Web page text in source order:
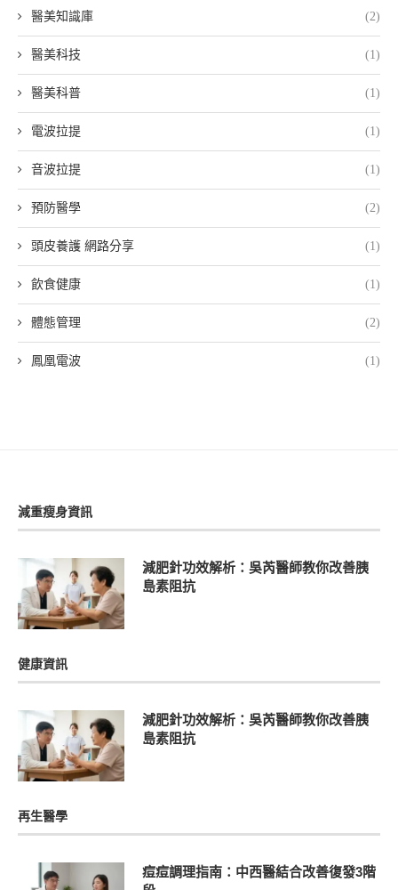
醫美知識庫 (2)
醫美科技 (1)
醫美科普 (1)
電波拉提 (1)
音波拉提 (1)
預防醫學 (2)
頭皮養護 網路分享 (1)
飲食健康 (1)
體態管理 (2)
鳳凰電波 (1)
減重瘦身資訊
減肥針功效解析：吳芮醫師教你改善胰
島素阻抗
健康資訊
減肥針功效解析：吳芮醫師教你改善胰
島素阻抗
再生醫學
痘痘調理指南：中西醫結合改善復發3階